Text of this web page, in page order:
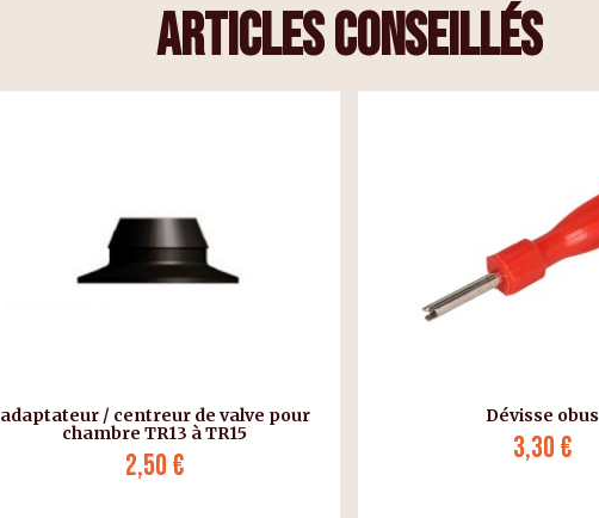
articles conseillés
adaptateur / centreur de valve pour
chambre TR13 à TR15
2,50 €
Dévisse obus
3,30 €